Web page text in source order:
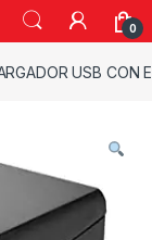
0
USB CON